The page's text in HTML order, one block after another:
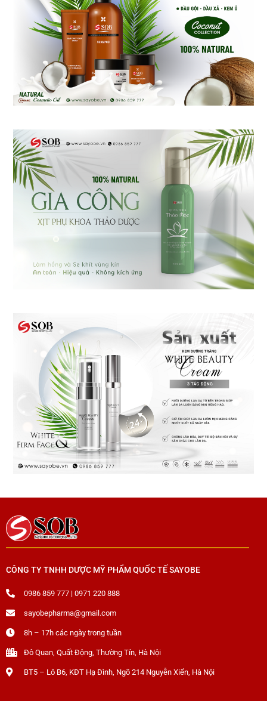
CÔNG TY TNHH DƯỢC MỸ PHẨM QUỐC TẾ SAYOBE
0986 859 777 | 0971 220 888
sayobepharma@gmail.com
8h – 17h các ngày trong tuần
Đô Quan, Quất Động, Thường Tín, Hà Nội
BT5 – Lô B6, KĐT Hạ Đình, Ngõ 214 Nguyễn Xiển, Hà Nội